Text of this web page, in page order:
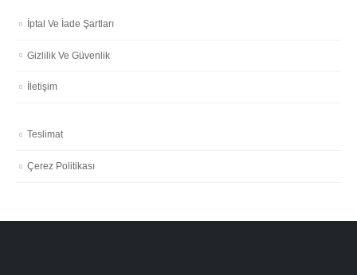
İptal Ve İade Şartları
Gizlilik Ve Güvenlik
İletişim
Teslimat
Çerez Politikası